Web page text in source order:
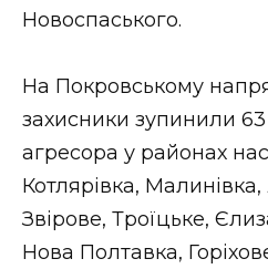
Новоспаського.
На Покровському
захисники зупинили 63
агресора у районах
Котлярівка,
Звірове, Троїцьке,
Нова Полтавка,